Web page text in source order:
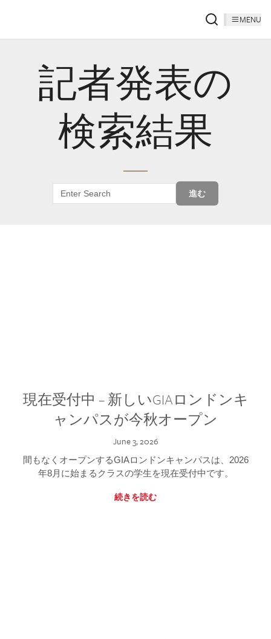
MENU
記者発表の
検索結果
進む
現在受付中 – 新しいGIAロンドンキ
ャンパスが今秋オープン
June 3, 2026
間もなくオープンするGIAロンドンキャンパスは、2026
年8月に始まるクラスの学生を現在受付中です。
続きを読む